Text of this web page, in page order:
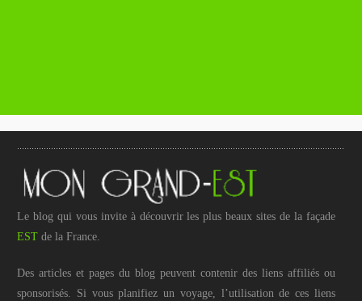
Le blog qui vous invite à découvrir les plus beaux sites de la façade
EST de la France.
Des articles et pages du blog peuvent contenir des liens affiliés ou
sponsorisés. Si vous planifiez un voyage, l’utilisation de ces liens